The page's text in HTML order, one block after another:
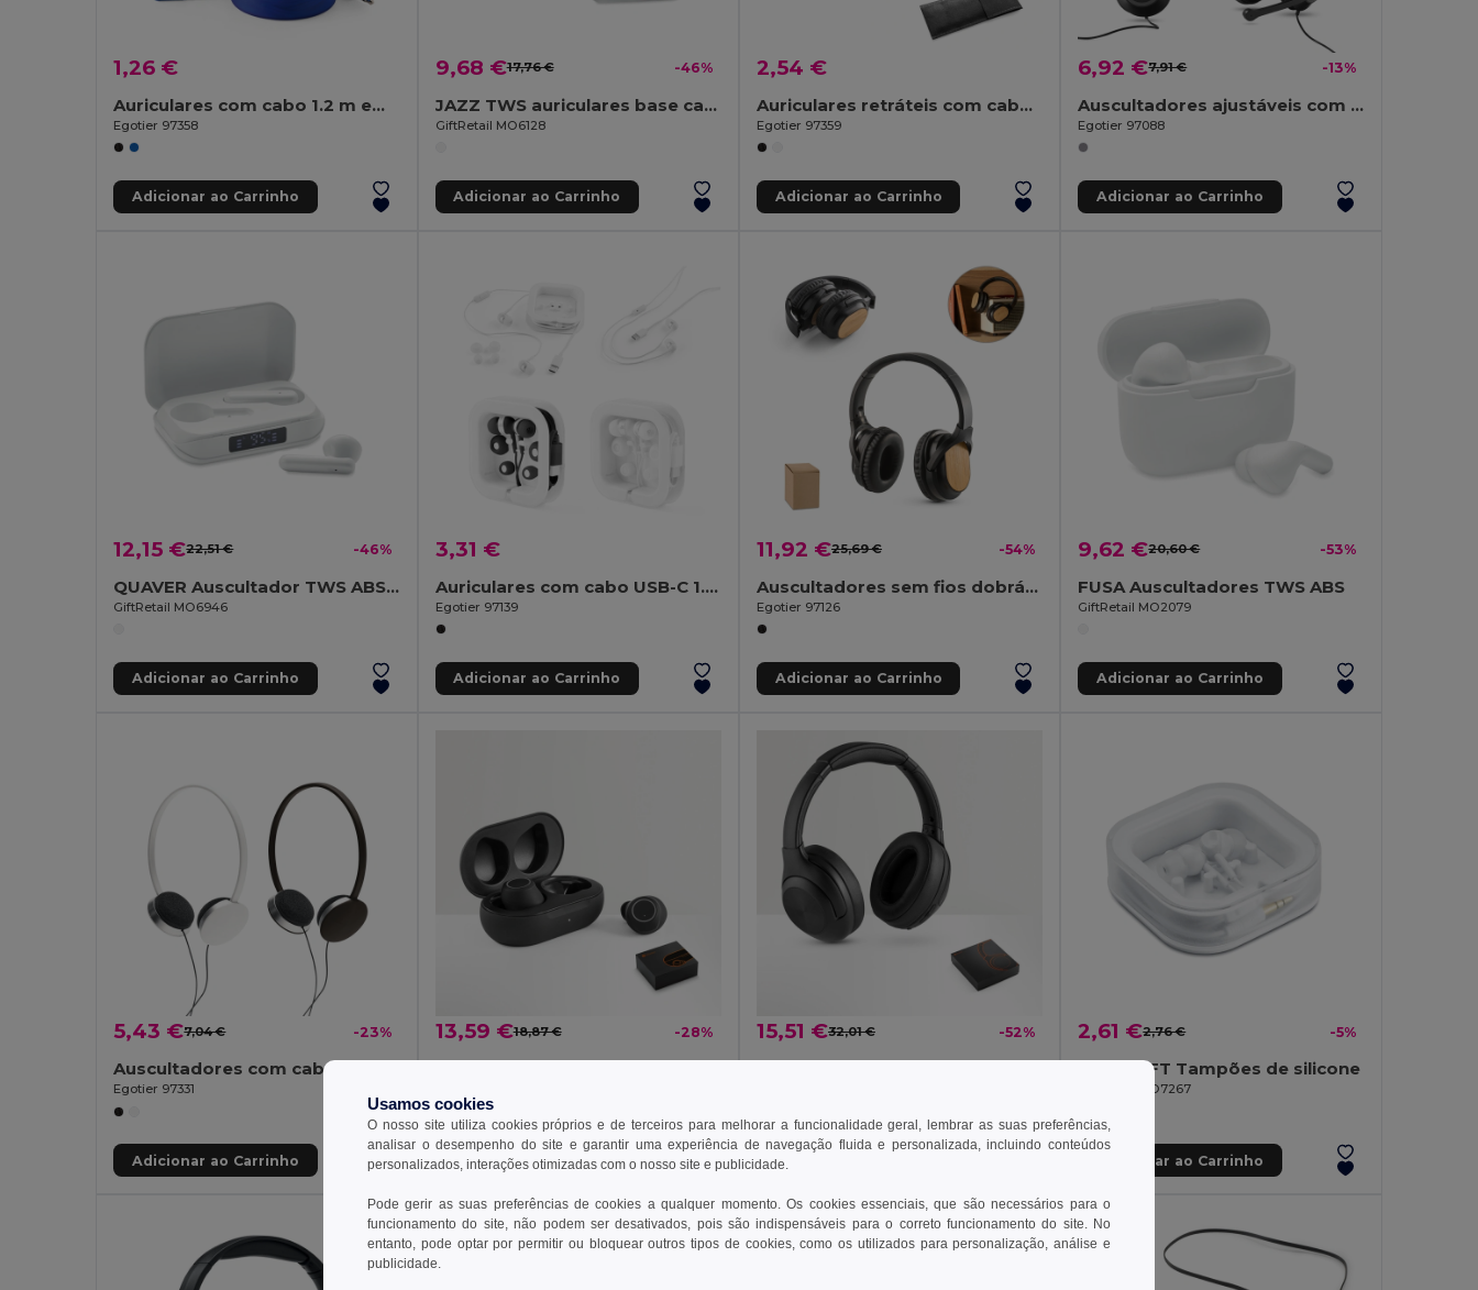
1,26 €
Auriculares com cabo 1.2 m em ABS
Egotier 97358
Adicionar ao Carrinho
9,68 €17,76 € -46%
JAZZ TWS auriculares base carga
GiftRetail MO6128
Adicionar ao Carrinho
2,54 €
Auriculares retráteis com cabo 0.75 m em ABS
Egotier 97359
Adicionar ao Carrinho
6,92 €7,91 € -13%
Auscultadores ajustáveis com microfone em ABS e PP
Egotier 97088
Adicionar ao Carrinho
12,15 €22,51 € -46%
QUAVER Auscultador TWS ABS reciclado
GiftRetail MO6946
Adicionar ao Carrinho
3,31 €
Auriculares com cabo USB-C 1.2 m e microfone incorporado em ABS
Egotier 97139
Adicionar ao Carrinho
11,92 €25,69 € -54%
Auscultadores sem fios dobráveis com 5h de autonomia em bambu e ABS
Egotier 97126
Adicionar ao Carrinho
9,62 €20,60 € -53%
FUSA Auscultadores TWS ABS
GiftRetail MO2079
Adicionar ao Carrinho
5,43 €7,04 € -23%
Egotier 97331
Adicionar ao Carrinho
13,59 €18,87 € -28%
Adicionar ao Carrinho
15,51 €32,01 € -52%
Adicionar ao Carrinho
2,61 €2,76 € -5%
MUSISOFT Tampões de silicone
GiftRetail MO7267
Adicionar ao Carrinho
Usamos cookies
O nosso site utiliza cookies próprios e de terceiros para melhorar a funcionalidade geral, lembrar as suas preferências,
analisar o desempenho do site e garantir uma experiência de navegação fluida e personalizada, incluindo conteúdos
personalizados, interações otimizadas com o nosso site e publicidade.
Pode gerir as suas preferências de cookies a qualquer momento. Os cookies essenciais, que são necessários para o
funcionamento do site, não podem ser desativados, pois são indispensáveis para o correto funcionamento do site. No
entanto, pode optar por permitir ou bloquear outros tipos de cookies, como os utilizados para personalização, análise e
publicidade.